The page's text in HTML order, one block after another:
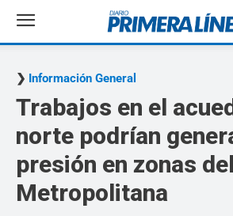
Información General
Trabajos en el
norte podrían
presión en zonas
Metropolitana